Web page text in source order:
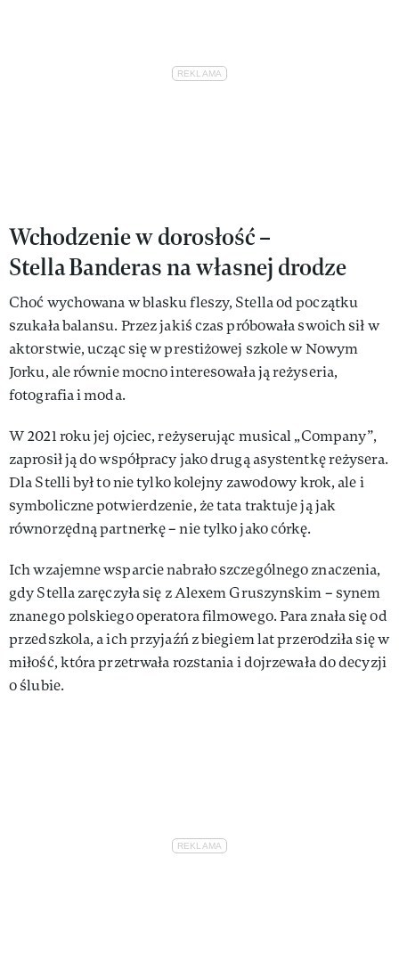
Wchodzenie w dorosłość –
Stella Banderas na własnej drodze
Choć wychowana w blasku fleszy, Stella od początku
szukała balansu. Przez jakiś czas próbowała swoich sił w
aktorstwie, ucząc się w prestiżowej szkole w Nowym
Jorku, ale równie mocno interesowała ją reżyseria,
fotografia i moda.
W 2021 roku jej ojciec, reżyserując musical „Company”,
zaprosił ją do współpracy jako drugą asystentkę reżysera.
Dla Stelli był to nie tylko kolejny zawodowy krok, ale i
symboliczne potwierdzenie, że tata traktuje ją jak
równorzędną partnerkę – nie tylko jako córkę.
Ich wzajemne wsparcie nabrało szczególnego znaczenia,
gdy Stella zaręczyła się z Alexem Gruszynskim – synem
znanego polskiego operatora filmowego. Para znała się od
przedszkola, a ich przyjaźń z biegiem lat przerodziła się w
miłość, która przetrwała rozstania i dojrzewała do decyzji
o ślubie.